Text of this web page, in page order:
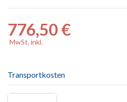
776,50 €
MwSt. inkl.
Transportkosten